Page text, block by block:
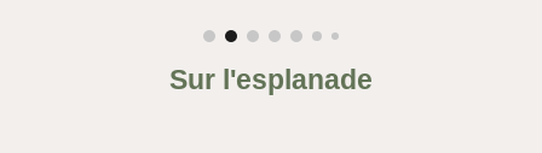
Sur l'esplanade